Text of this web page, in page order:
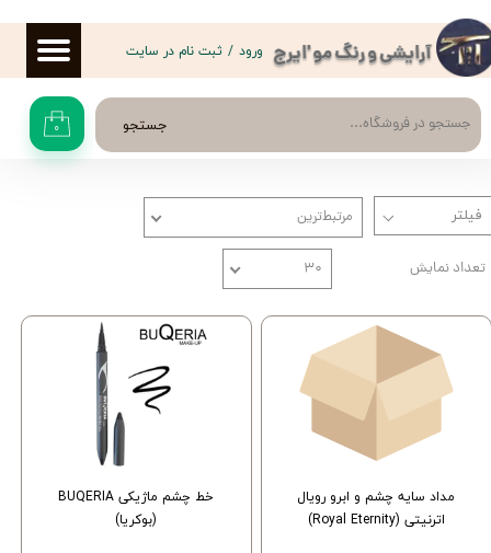
آرایشی و رنگ مو 'ایرج
جستجو ۰
ورود / ثبت نام در سایت
حساب کاربری من
تغییر گذر واژه
سفارشات
خروج از حساب کاربری
مرتبط‌ترین
تعداد نمایش ۳۰
مداد سایه چشم و ابرو رویال
اترنیتی (Royal Eternity)
خط چشم ماژیکی BUQERIA
(بوکریا)